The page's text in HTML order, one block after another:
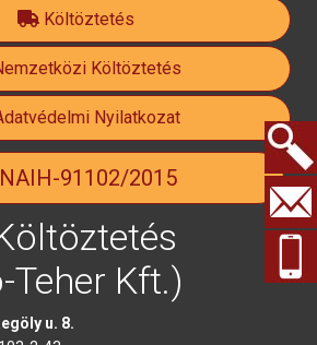
official
Költöztetés
Költöztetés
Nyilatkozat
NAIH-91102/2015
Teher Kft.)
u. 8.